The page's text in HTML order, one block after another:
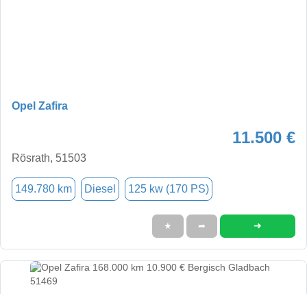
Opel Zafira
11.500 €
Rösrath, 51503
149.780 km Diesel 125 kw (170 PS)
★ ➦ ➜